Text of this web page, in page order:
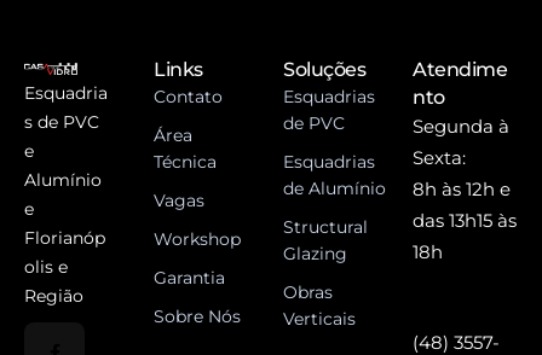
Esquadria
s de PVC
e
Alumínio
e
Florianóp
olis e
Região
Links
Contato
Área
Técnica
Vagas
Workshop
Garantia
Sobre Nós
Soluções
Esquadrias
de PVC
Esquadrias
de Alumínio
Structural
Glazing
Obras
Verticais
Atendime
nto
Segunda à
Sexta:
8h às 12h e
das 13h15 às
18h
(48) 3557-